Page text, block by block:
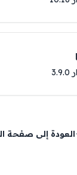
العودة إلى صفحة